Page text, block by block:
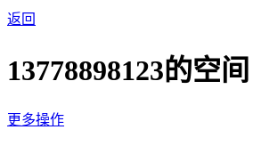
返回
13778898123的空间
更多操作